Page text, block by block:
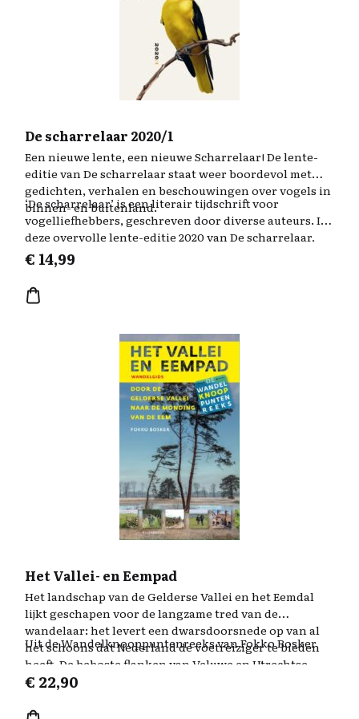
De scharrelaar 2020/1
Een nieuwe lente, een nieuwe Scharrelaar! De lente-
editie van De scharrelaar staat weer boordevol met
gedichten, verhalen en beschouwingen over vogels in
binnen- en buitenland.
‘De scharrelaar’ is een literair tijdschrift voor
vogelliefhebbers, geschreven door diverse auteurs. In
deze overvolle lente-editie 2020 van De scharrelaar,
het derde nummer alweer, vindt u onder meer
bijdragen van Willem Jan Otten en Daan Remmerts de
Vries. Verder schrijft Marja Vuijsje over de kauwen op
haar balkon, vertelt Bert Keizer over de helaas
Yolande de Kok de vogels in de nor en bejubelt Saskia
van Loenen de paria van het stadspark: de
€ 14,99
Het Vallei- en Eempad
Het landschap van de Gelderse Vallei en het Eemdal
lijkt geschapen voor de langzame tred van de
wandelaar: het levert een dwarsdoorsnede op van al
het schoons dat Nederland de voetreiziger te bieden
heeft. De beboste flanken van Veluwe en Utrechtse
Heuvelrug met hun hoogten, de stroomdalen, de
coulisselandschap, moerassen, landgoederen en heide
Uit de Wandelknooppuntenreeks van Fokko Bosker
€ 22,90